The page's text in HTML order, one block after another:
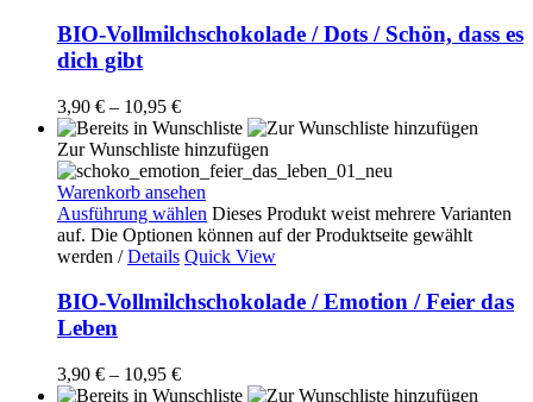
BIO-Vollmilchschokolade / Dots / Schön, dass es
dich gibt
3,90 € – 10,95 €
Zur Wunschliste hinzufügen
Warenkorb ansehen
Ausführung wählen Dieses Produkt weist mehrere Varianten
auf. Die Optionen können auf der Produktseite gewählt
werden / Details Quick View
BIO-Vollmilchschokolade / Emotion / Feier das
Leben
3,90 € – 10,95 €